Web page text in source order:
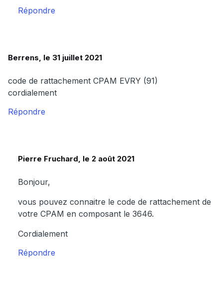
Répondre
Berrens, le 31 juillet 2021
code de rattachement CPAM EVRY (91)
cordialement
Répondre
Pierre Fruchard, le 2 août 2021
Bonjour,
vous pouvez connaitre le code de rattachement de
votre CPAM en composant le 3646.
Cordialement
Répondre